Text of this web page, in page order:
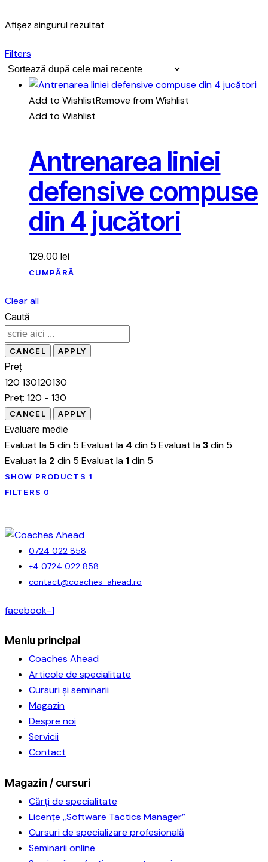
Afișez singurul rezultat
Filters
Add to WishlistRemove from Wishlist
Add to Wishlist
Antrenarea liniei
defensive compuse
din 4 jucători
129.00 lei
CUMPĂRĂ
Clear all
Caută
Preț
120 130120130
Preț: 120 - 130
Evaluare medie
Evaluat la 5din 5 Evaluat la 4 din 5 Evaluat la3din 5
Evaluat la 2 din 5 Evaluat la 1din 5
SHOW PRODUCTS 1
FILTERS 0
0724 022 858
+4 0724 022 858
contact@coaches-ahead.ro
facebook-1
Meniu principal
Coaches Ahead
Articole de specialitate
Cursuri și seminarii
Magazin
Despre noi
Servicii
Contact
Magazin / cursuri
Cărți de specialitate
Licențe „Software Tactics Manager”
Cursuri de specializare profesională
Seminarii online